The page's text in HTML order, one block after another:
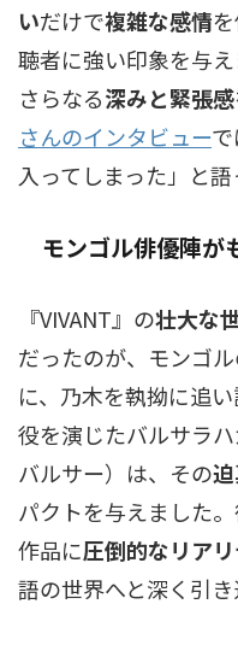
いだけで複雑な感情
聴者に強い印象を与
さらなる深みと緊張感
さんのインタビュー
入ってしまった」と語
モンゴル俳優陣が
『VIVANT』の壮大な
だったのが、モンゴ
に、乃木を執拗に追
役を演じたバルサラ
バルサー）は、その
パクトを与えました
作品に圧倒的なリアリ
語の世界へと深く引き